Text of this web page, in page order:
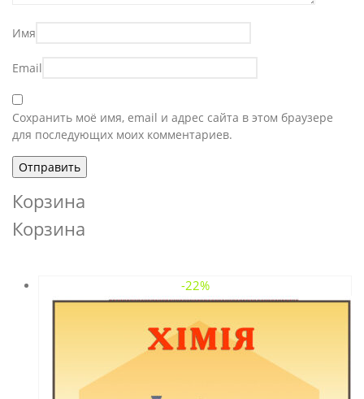
Имя
Email
Сохранить моё имя, email и адрес сайта в этом браузере
для последующих моих комментариев.
Корзина
Корзина
-22%